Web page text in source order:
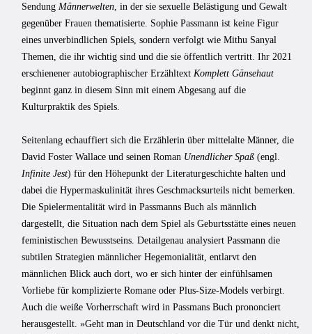
Sendung Männerwelten , in der sie sexuelle Belästigung und Gewalt
gegenüber Frauen thematisierte. Sophie Passmann ist keine Figur
eines unverbindlichen Spiels, sondern verfolgt wie Mithu Sanyal
Themen, die ihr wichtig sind und die sie öffentlich vertritt. Ihr 2021
erschienener autobiographischer Erzähltext Komplett Gänsehaut
beginnt ganz in diesem Sinn mit einem Abgesang auf die
Kulturpraktik des Spiels.
Seitenlang echauffiert sich die Erzählerin über mittelalte Männer, die
David Foster Wallace und seinen Roman Unendlicher Spaß (engl.
Infinite Jest) für den Höhepunkt der Literaturgeschichte halten und
dabei die Hypermaskulinität ihres Geschmacksurteils nicht bemerken.
Die Spielermentalität wird in Passmanns Buch als männlich
dargestellt, die Situation nach dem Spiel als Geburtsstätte eines neuen
feministischen Bewusstseins. Detailgenau analysiert Passmann die
subtilen Strategien männlicher Hegemonialität, entlarvt den
männlichen Blick auch dort, wo er sich hinter der einfühlsamen
Vorliebe für komplizierte Romane oder Plus-Size-Models verbirgt.
Auch die weiße Vorherrschaft wird in Passmans Buch prononciert
herausgestellt. »Geht man in Deutschland vor die Tür und denkt nicht,